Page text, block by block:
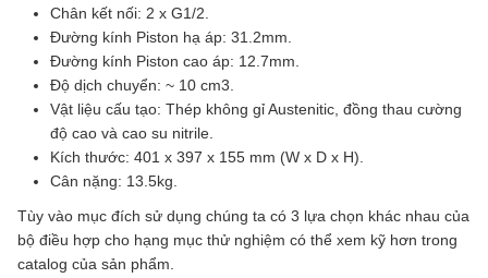
Chân kết nối: 2 x G1/2.
Đường kính Piston hạ áp: 31.2mm.
Đường kính Piston cao áp: 12.7mm.
Độ dịch chuyển: ~ 10 cm3.
Vật liệu cấu tạo: Thép không gỉ Austenitic, đồng thau cường
độ cao và cao su nitrile.
Kích thước: 401 x 397 x 155 mm (W x D x H).
Cân nặng: 13.5kg.
Tùy vào mục đích sử dụng chúng ta có 3 lựa chọn khác nhau của
bộ điều hợp cho hạng mục thử nghiệm có thể xem kỹ hơn trong
catalog của sản phẩm.